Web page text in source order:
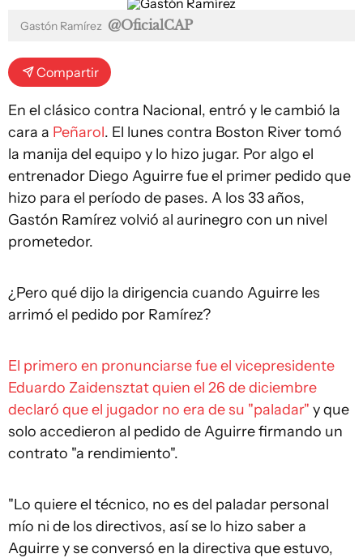
Gastón Ramírez @OficialCAP
Compartir
En el clásico contra Nacional, entró y le cambió la
cara a Peñarol. El lunes contra Boston River tomó
la manija del equipo y lo hizo jugar. Por algo el
entrenador Diego Aguirre fue el primer pedido que
hizo para el período de pases. A los 33 años,
Gastón Ramírez volvió al aurinegro con un nivel
prometedor.
¿Pero qué dijo la dirigencia cuando Aguirre les
arrimó el pedido por Ramírez?
El primero en pronunciarse fue el vicepresidente
Eduardo Zaidensztat quien el 26 de diciembre
declaró que el jugador no era de su "paladar" y que
solo accedieron al pedido de Aguirre firmando un
contrato "a rendimiento".
"Lo quiere el técnico, no es del paladar personal
mío ni de los directivos, así se lo hizo saber a
Aguirre y se conversó en la directiva que estuvo,